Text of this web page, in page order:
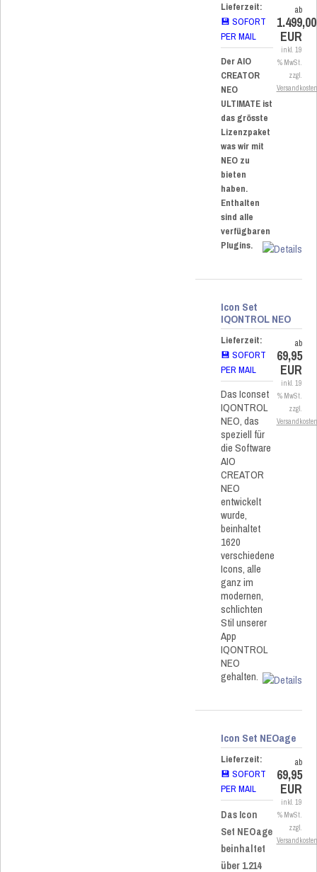
Lieferzeit:
💾 SOFORT
PER MAIL
Der AIO
CREATOR
NEO
ULTIMATE ist
das grösste
Lizenzpaket
was wir mit
NEO zu
bieten
haben.
Enthalten
sind alle
verfügbaren
Plugins.
ab
1.499,00
EUR
inkl. 19
% MwSt.
zzgl.
Versandkosten
Icon Set
IQONTROL NEO
Lieferzeit:
💾 SOFORT
PER MAIL
Das Iconset
IQONTROL
NEO, das
speziell für
die Software
AIO
CREATOR
NEO
entwickelt
wurde,
beinhaltet
1620
verschiedene
Icons, alle
ganz im
modernen,
schlichten
Stil unserer
App
IQONTROL
NEO
gehalten.
ab
69,95
EUR
inkl. 19
% MwSt.
zzgl.
Versandkosten
Icon Set NEOage
Lieferzeit:
💾 SOFORT
PER MAIL
Das Icon
Set NEOage
beinhaltet
über 1.214
ab
69,95
EUR
inkl. 19
% MwSt.
zzgl.
Versandkosten